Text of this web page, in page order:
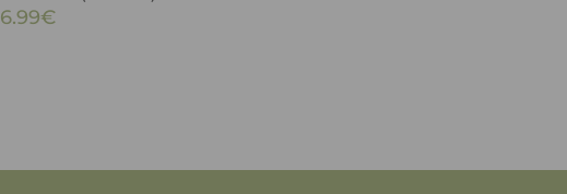
6.99€